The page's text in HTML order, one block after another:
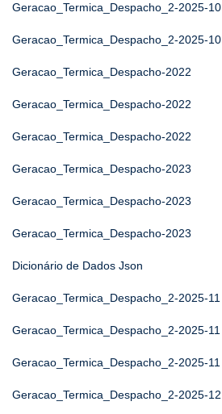
Geracao_Termica_Despacho_2-2025-10
Geracao_Termica_Despacho_2-2025-10
Geracao_Termica_Despacho-2022
Geracao_Termica_Despacho-2022
Geracao_Termica_Despacho-2022
Geracao_Termica_Despacho-2023
Geracao_Termica_Despacho-2023
Geracao_Termica_Despacho-2023
Dicionário de Dados Json
Geracao_Termica_Despacho_2-2025-11
Geracao_Termica_Despacho_2-2025-11
Geracao_Termica_Despacho_2-2025-11
Geracao_Termica_Despacho_2-2025-12